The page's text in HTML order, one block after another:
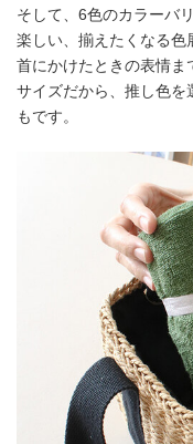
そして、6色のカラーバ
楽しい、揃えたくなる色
首にかけたときの表情
サイズだから、推し色
もです。